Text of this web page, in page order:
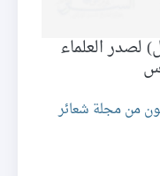
لصدر العلماء
من مجلة شعائر